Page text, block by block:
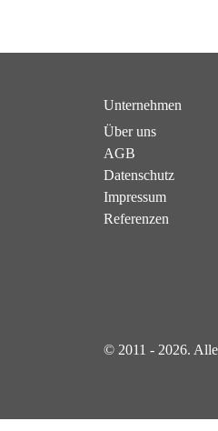
Unternehmen
Über uns
AGB
Datenschutz
Impressum
Referenzen
© 2011 - 2026.